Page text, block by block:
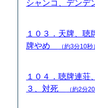
シャンコ、デン
１０３．天牌、聴
牌やめ
（約3分10秒）
１０４．聴牌連荘
３、対死
（約2分20